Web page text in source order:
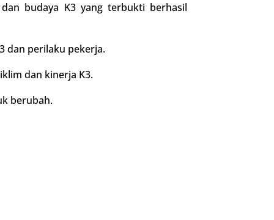
budaya K3 yang terbukti berhasil
dan perilaku pekerja.
dan kinerja K3.
berubah.